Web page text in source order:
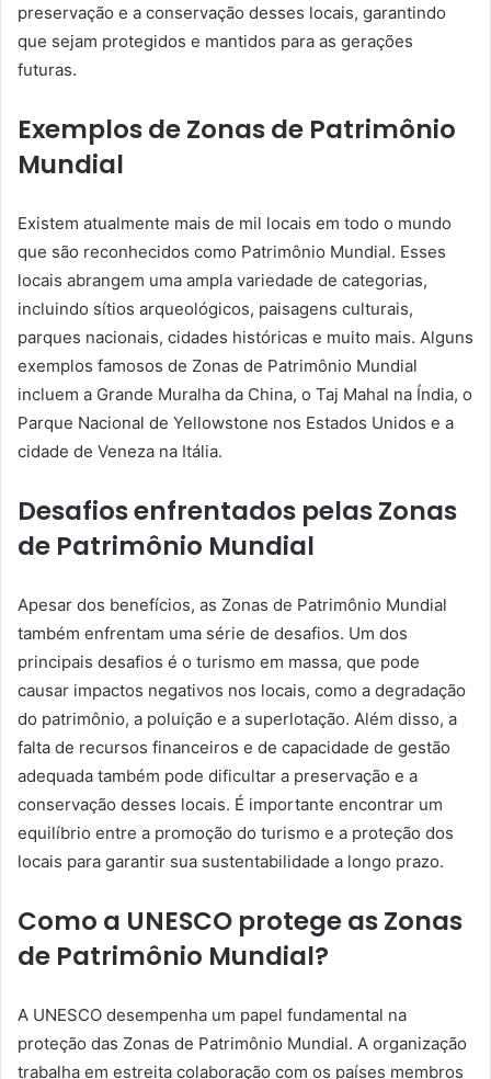
preservação e a conservação desses locais, garantindo
que sejam protegidos e mantidos para as gerações
futuras.
Exemplos de Zonas de Patrimônio
Mundial
Existem atualmente mais de mil locais em todo o mundo
que são reconhecidos como Patrimônio Mundial. Esses
locais abrangem uma ampla variedade de categorias,
incluindo sítios arqueológicos, paisagens culturais,
parques nacionais, cidades históricas e muito mais. Alguns
exemplos famosos de Zonas de Patrimônio Mundial
incluem a Grande Muralha da China, o Taj Mahal na Índia, o
Parque Nacional de Yellowstone nos Estados Unidos e a
cidade de Veneza na Itália.
Desafios enfrentados pelas Zonas
de Patrimônio Mundial
Apesar dos benefícios, as Zonas de Patrimônio Mundial
também enfrentam uma série de desafios. Um dos
principais desafios é o turismo em massa, que pode
causar impactos negativos nos locais, como a degradação
do patrimônio, a poluição e a superlotação. Além disso, a
falta de recursos financeiros e de capacidade de gestão
adequada também pode dificultar a preservação e a
conservação desses locais. É importante encontrar um
equilíbrio entre a promoção do turismo e a proteção dos
locais para garantir sua sustentabilidade a longo prazo.
Como a UNESCO protege as Zonas
de Patrimônio Mundial?
A UNESCO desempenha um papel fundamental na
proteção das Zonas de Patrimônio Mundial. A organização
trabalha em estreita colaboração com os países membros